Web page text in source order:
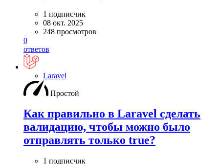
1 подписчик
08 окт. 2025
248 просмотров
0
ответов
Laravel
Простой
Как правильно в Laravel сделать
валидацию, чтобы можно было
отправлять только true?
1 подписчик